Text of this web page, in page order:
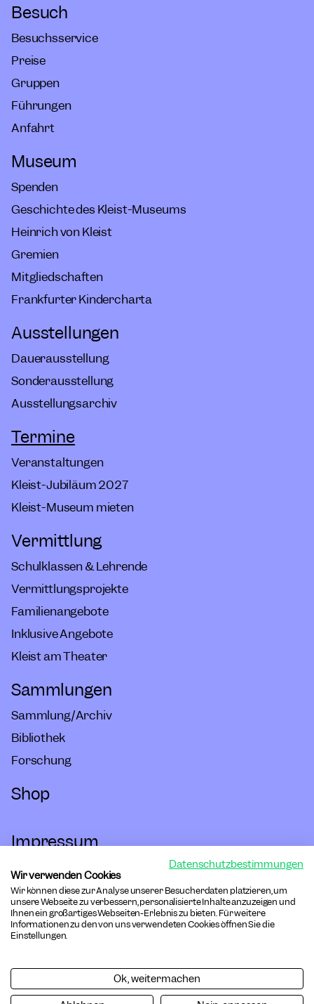
Besuch
Besuchsservice
Preise
Gruppen
Führungen
Anfahrt
Museum
Spenden
Geschichte des Kleist-Museums
Heinrich von Kleist
Gremien
Mitgliedschaften
Frankfurter Kindercharta
Ausstellungen
Dauerausstellung
Sonderausstellung
Ausstellungsarchiv
Termine
Veranstaltungen
Kleist-Jubiläum 2027
Kleist-Museum mieten
Vermittlung
Schulklassen & Lehrende
Vermittlungsprojekte
Familienangebote
Inklusive Angebote
Kleist am Theater
Sammlungen
Sammlung/Archiv
Bibliothek
Forschung
Shop
Impressum
Hausordnung
Barrierefreiheit
Datenschutz
Cookies
AGB Online-Shop
Datenschutzbestimmungen
Wir verwenden Cookies
Wir können diese zur Analyse unserer Besucherdaten platzieren, um
unsere Webseite zu verbessern, personalisierte Inhalte anzuzeigen und
Ihnen ein großartiges Webseiten-Erlebnis zu bieten. Für weitere
Informationen zu den von uns verwendeten Cookies öffnen Sie die
Einstellungen.
Ok, weitermachen